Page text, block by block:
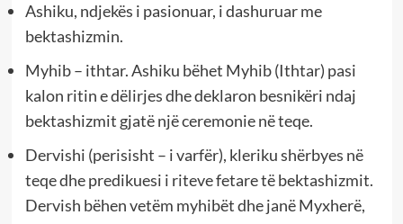
Ashiku, ndjekës i pasionuar, i dashuruar me
bektashizmin.
Myhib – ithtar. Ashiku bëhet Myhib (Ithtar) pasi
kalon ritin e dëlirjes dhe deklaron besnikëri ndaj
bektashizmit gjatë një ceremonie në teqe.
Dervishi (perisisht – i varfër), kleriku shërbyes në
teqe dhe predikuesi i riteve fetare të bektashizmit.
Dervish bëhen vetëm myhibët dhe janë Myxherë,